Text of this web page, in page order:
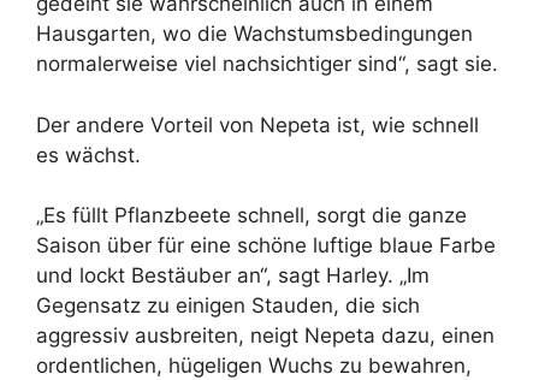
Hausgarten, wo die Wachstumsbedingungen
normalerweise viel nachsichtiger sind“, sagt sie.
Der andere Vorteil von Nepeta ist, wie schnell
es wächst.
„Es füllt Pflanzbeete schnell, sorgt die ganze
Saison über für eine schöne luftige blaue Farbe
und lockt Bestäuber an“, sagt Harley. „Im
Gegensatz zu einigen Stauden, die sich
aggressiv ausbreiten, neigt Nepeta dazu, einen
ordentlichen, hügeligen Wuchs zu bewahren,